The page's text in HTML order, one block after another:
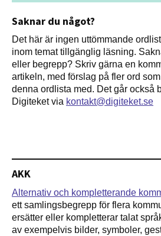
Saknar du något?
Det här är ingen uttömmande
inom temat tillgänglig läsning.
eller begrepp? Skriv gärna en
artikeln, med förslag på fler ord
denna ordlista med. Det går också
Digiteket via kontakt@digiteket.se
AKK
Alternativ och kompletterande
ett samlingsbegrepp för flera
ersätter eller kompletterar talat
av exempelvis bilder, symboler,